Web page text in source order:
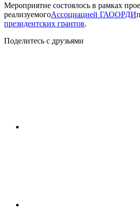
Мероприятие состоялось в рамках
реализуемогоАссоциацией ГАООРДИ
президентских грантов.
Поделитесь с друзьями